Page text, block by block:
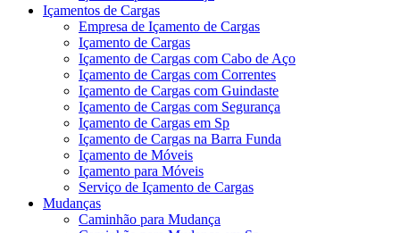
Içamentos de Cargas
Empresa de Içamento de Cargas
Içamento de Cargas
Içamento de Cargas com Cabo de Aço
Içamento de Cargas com Correntes
Içamento de Cargas com Guindaste
Içamento de Cargas com Segurança
Içamento de Cargas em Sp
Içamento de Cargas na Barra Funda
Içamento de Móveis
Içamento para Móveis
Serviço de Içamento de Cargas
Mudanças
Caminhão para Mudança